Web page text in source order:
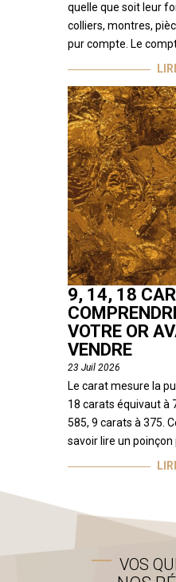
quelle que soit leur
colliers, montres,
pur compte. Le
9, 14, 18
VOTRE OR
VENDRE
23 Juil 2026
Le carat mesure la
18 carats équivaut à
585, 9 carats à 375.
savoir lire un
VOS